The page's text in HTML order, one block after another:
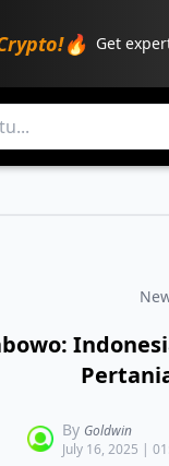
Get
By Goldwin
July 16, 2025 |